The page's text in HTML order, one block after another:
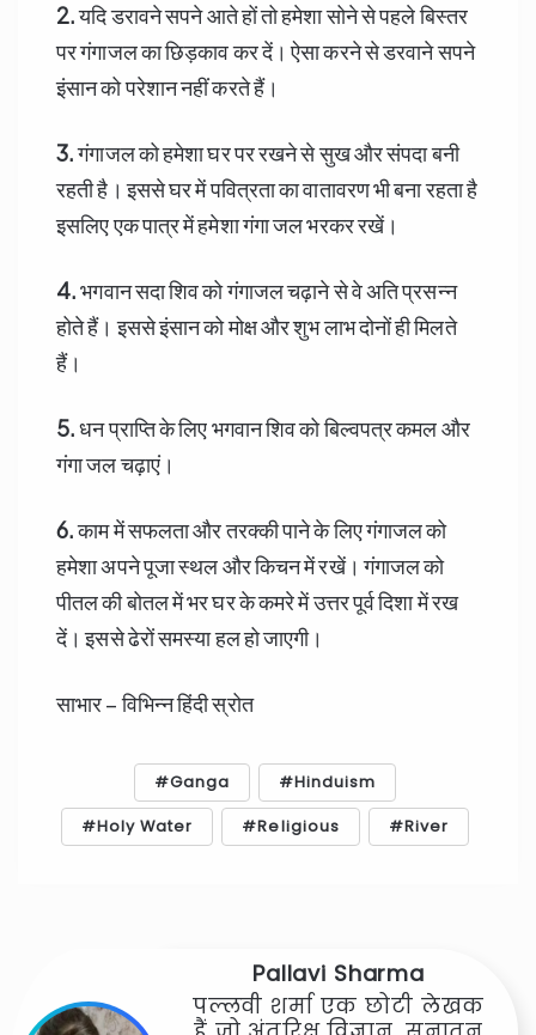
2.यदि डरावने सपने आते हों तो हमेशा सोने से पहले बिस्तर
पर गंगाजल का छिड़काव कर दें। ऐसा करने से डरवाने सपने
इंसान को परेशान नहीं करते हैं।
3.गंगाजल को हमेशा घर पर रखने से सुख और संपदा बनी
रहती है। इससे घर में पवित्रता का वातावरण भी बना रहता है
इसलिए एक पात्र में हमेशा गंगा जल भरकर रखें।
4.भगवान सदा शिव को गंगाजल चढ़ाने से वे अति प्रसन्न
होते हैं। इससे इंसान को मोक्ष और शुभ लाभ दोनों ही मिलते
हैं।
5.धन प्राप्ति के लिए भगवान शिव को बिल्वपत्र कमल और
गंगा जल चढ़ाएं।
6.काम में सफलता और तरक्की पाने के लिए गंगाजल को
हमेशा अपने पूजा स्थल और किचन में रखें। गंगाजल को
पीतल की बोतल में भर घर के कमरे में उत्तर पूर्व दिशा में रख
दें। इससे ढेरों समस्या हल हो जाएगी।
साभार – विभिन्न हिंदी स्रोत
Ganga Hinduism
Holy Water Religious River
Pallavi Sharma
पल्लवी शर्मा एक छोटी लेखक